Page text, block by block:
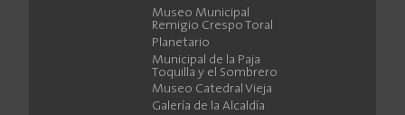
Museo Municipal
Remigio Crespo Toral
Planetario
Municipal de la Paja
Toquilla y el Sombrero
Museo Catedral Vieja
Galería de la Alcaldía